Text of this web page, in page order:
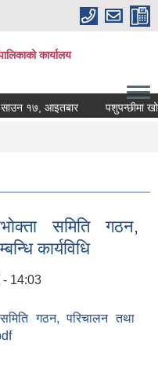
कार्यालय
१७, आइतबार पशुपन्छीमा खोप
समिति गठन,
कार्यविधि
- 14:03
गठन, परिचालन तथा